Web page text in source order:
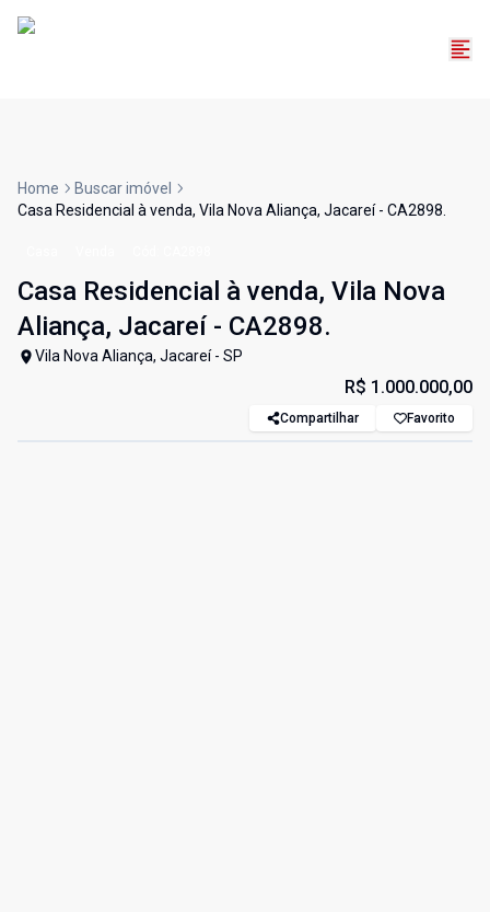
Home
Buscar imóvel
Casa Residencial à venda, Vila Nova Aliança, Jacareí - CA2898.
Casa Residencial à venda, Vila Nova
Aliança, Jacareí - CA2898.
Vila Nova Aliança, Jacareí - SP
R$ 1.000.000,00
Compartilhar Favorito